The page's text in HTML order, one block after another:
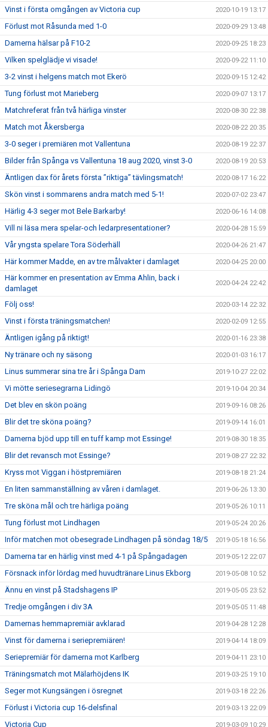
Vinst i första omgången av Victoria cup 2020-10-19 13:17
Förlust mot Råsunda med 1-0 2020-09-29 13:48
Damerna hälsar på F10-2 2020-09-25 18:23
Vilken spelglädje vi visade! 2020-09-22 11:10
3-2 vinst i helgens match mot Ekerö 2020-09-15 12:42
Tung förlust mot Marieberg 2020-09-07 13:17
Matchreferat från två härliga vinster 2020-08-30 22:38
Match mot Åkersberga 2020-08-22 20:35
3-0 seger i premiären mot Vallentuna 2020-08-19 22:37
Bilder från Spånga vs Vallentuna 18 aug 2020, vinst 3-0 2020-08-19 20:53
Äntligen dax för årets första ”riktiga” tävlingsmatch! 2020-08-17 16:22
Skön vinst i sommarens andra match med 5-1! 2020-07-02 23:47
Härlig 4-3 seger mot Bele Barkarby! 2020-06-16 14:08
Vill ni läsa mera spelar-och ledarpresentationer? 2020-04-28 15:59
Vår yngsta spelare Tora Söderhäll 2020-04-26 21:47
Här kommer Madde, en av tre målvakter i damlaget 2020-04-25 20:00
Här kommer en presentation av Emma Ahlin, back i
damlaget
2020-04-24 22:42
Följ oss! 2020-03-14 22:32
Vinst i första träningsmatchen! 2020-02-09 12:55
Äntligen igång på riktigt! 2020-01-16 23:38
Ny tränare och ny säsong 2020-01-03 16:17
Linus summerar sina tre år i Spånga Dam 2019-10-27 22:02
Vi mötte seriesegrarna Lidingö 2019-10-04 20:34
Det blev en skön poäng 2019-09-16 08:26
Blir det tre sköna poäng? 2019-09-14 16:01
Damerna bjöd upp till en tuff kamp mot Essinge! 2019-08-30 18:35
Blir det revansch mot Essinge? 2019-08-27 22:32
Kryss mot Viggan i höstpremiären 2019-08-18 21:24
En liten sammanställning av våren i damlaget. 2019-06-26 13:30
Tre sköna mål och tre härliga poäng 2019-05-26 10:11
Tung förlust mot Lindhagen 2019-05-24 20:26
Inför matchen mot obesegrade Lindhagen på söndag 18/5 2019-05-18 16:56
Damerna tar en härlig vinst med 4-1 på Spångadagen 2019-05-12 22:07
Försnack inför lördag med huvudtränare Linus Ekborg 2019-05-08 10:52
Ännu en vinst på Stadshagens IP 2019-05-05 23:52
Tredje omgången i div 3A 2019-05-05 11:48
Damernas hemmapremiär avklarad 2019-04-28 12:28
Vinst för damerna i seriepremiären! 2019-04-14 18:09
Seriepremiär för damerna mot Karlberg 2019-04-11 23:10
Träningsmatch mot Mälarhöjdens IK 2019-03-25 19:10
Seger mot Kungsängen i ösregnet 2019-03-18 22:26
Förlust i Victoria cup 16-delsfinal 2019-03-13 22:09
Victoria Cup 2019-03-09 10:29